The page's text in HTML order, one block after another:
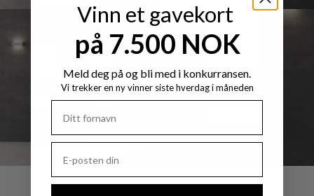
RELATERTE
Vinn et gavekort
på 7.500 NOK
Meld deg på og bli med i konkurransen.
Vi trekker en ny vinner siste hverdag i måneden